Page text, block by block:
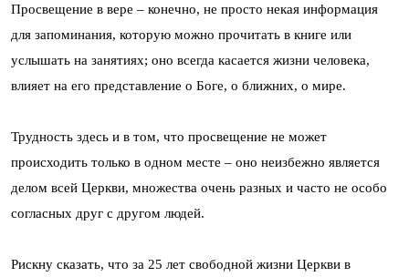
Просвещение в вере – конечно, не просто некая информация
для запоминания, которую можно прочитать в книге или
услышать на занятиях; оно всегда касается жизни человека,
влияет на его представление о Боге, о ближних, о мире.
Трудность здесь и в том, что просвещение не может
происходить только в одном месте – оно неизбежно является
делом всей Церкви, множества очень разных и часто не особо
согласных друг с другом людей.
Рискну сказать, что за 25 лет свободной жизни Церкви в